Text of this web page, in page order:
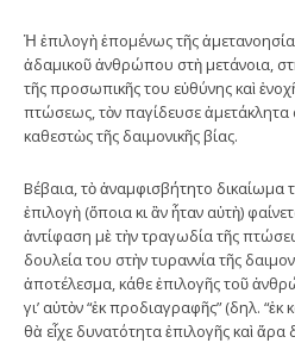
Ἡ ἐπιλογὴ ἑπομένως τῆς
ἀδαμικοῦ ἀνθρώπου στὴ μετάνοια,
τῆς προσωπικῆς του εὐθύνης καὶ
πτώσεως, τὸν παγίδευσε ἀμετάκλητα
καθεστὼς τῆς δαιμονικῆς βίας.
Βέβαια, τὸ ἀναμφισβήτητο
ἐπιλογὴ (ὅποια κι ἂν ἦταν αὐτὴ)
ἀντίφαση μὲ τὴν τραγωδία τῆς
δουλεία του στὴν τυραννία τῆς
ἀποτέλεσμα, κάθε ἐπιλογῆς τοῦ
γι’ αὐτὸν “ἐκ προδιαγραφῆς” (δηλ. “ἐκ
θὰ εἶχε δυνατότητα ἐπιλογῆς καὶ ἄρα